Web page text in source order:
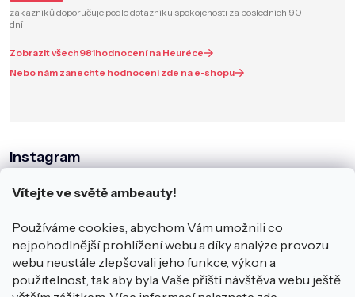
Vítejte ve světě ambeauty!
Používáme cookies, abychom Vám umožnili co
nejpohodlnější prohlížení webu a díky analýze provozu
webu neustále zlepšovali jeho funkce, výkon a
použitelnost, tak aby byla Vaše příští návštěva webu ještě
zákazníků doporučuje podle dotazníku spokojenosti za posledních 90
dní
Zobrazit všech981hodnocení na Heuréce
Nebo nám zanechte hodnocení zde na e-shopu
Instagram